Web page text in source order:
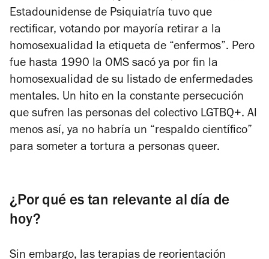
Estadounidense de Psiquiatría tuvo que
rectificar, votando por mayoría retirar a la
homosexualidad la etiqueta de “enfermos”. Pero
fue hasta 1990 la OMS sacó ya por fin la
homosexualidad de su listado de enfermedades
mentales. Un hito en la constante persecución
que sufren las personas del colectivo LGTBQ+. Al
menos así, ya no habría un “respaldo científico”
para someter a tortura a personas queer.
¿Por qué es tan relevante al día de
hoy?
Sin embargo, las terapias de reorientación